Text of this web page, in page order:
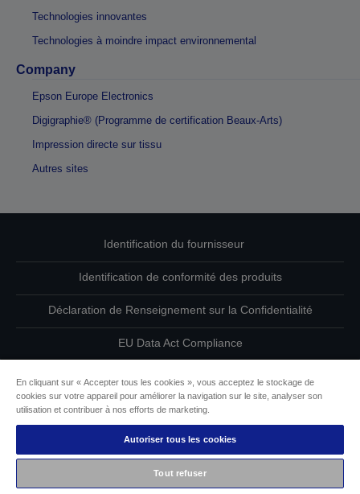
Technologies innovantes
Technologies à moindre impact environnemental
Company
Epson Europe Electronics
Digigraphie® (Programme de certification Beaux-Arts)
Impression directe sur tissu
Autres sites
Identification du fournisseur
Identification de conformité des produits
Déclaration de Renseignement sur la Confidentialité
EU Data Act Compliance
Informations sur les cookies
L’engagement d’Epson pour l’accessibilité
Copyright © 2026 Seiko Epson
En cliquant sur « Accepter tous les cookies », vous acceptez le stockage de
cookies sur votre appareil pour améliorer la navigation sur le site, analyser son
utilisation et contribuer à nos efforts de marketing.
Autoriser tous les cookies
Tout refuser